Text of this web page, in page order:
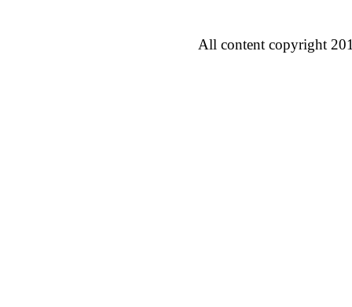
All content copyright